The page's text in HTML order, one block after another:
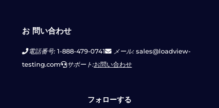
お 問い合わせ
電話番号:1-888-479-0741 メール:sales@loadview-
testing.com
サポート:お問い合わせ
フォローする